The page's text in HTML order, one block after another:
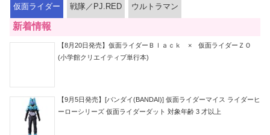
仮面ライダー 戦隊／PJ.RED ウルトラマン
新着情報
【8月20日発売】仮面ライダーＢｌａｃｋ × 仮面ライダーＺＯ
(小学館クリエイティブ単行本)
【9月5日発売】[バンダイ(BANDAI)] 仮面ライダーマイス ライダーヒ
ーローシリーズ 仮面ライダーダット 対象年齢 3 才以上